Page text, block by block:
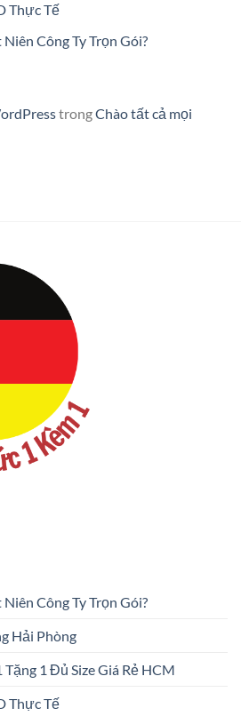
Thực Tế
Công Ty Trọn Gói?
trongChào tất cả mọi
Công Ty Trọn Gói?
Hải Phòng
1 Đủ Size Giá Rẻ HCM
Thực Tế